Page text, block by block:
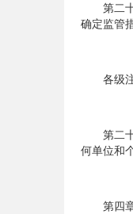
第二十
确定监管
各级注
第二十
何单位和
第四章